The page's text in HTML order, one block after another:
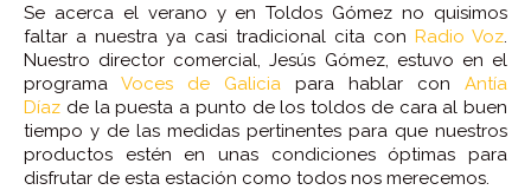
Se acerca el verano y en Toldos Gómez no quisimos
faltar a nuestra ya casi tradicional cita con Radio Voz.
Nuestro director comercial, Jesús Gómez, estuvo en el
programa Voces de Galicia para hablar con Antía
Díaz de la puesta a punto de los toldos de cara al buen
tiempo y de las medidas pertinentes para que nuestros
productos estén en unas condiciones óptimas para
disfrutar de esta estación como todos nos merecemos.